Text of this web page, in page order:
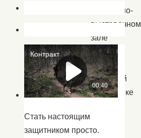
Концертно-
выставочном
зале
ЦНК
в
камерной
обстановке
и
Стать настоящим
защитником просто.